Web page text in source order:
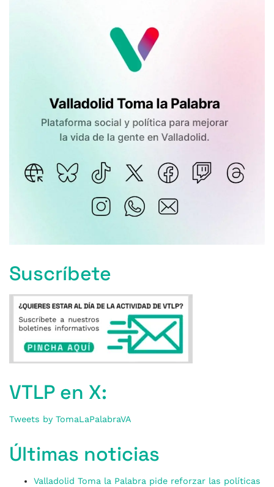
Suscríbete
VTLP en X:
Tweets by TomaLaPalabraVA
Últimas noticias
Valladolid Toma la Palabra pide reforzar las políticas